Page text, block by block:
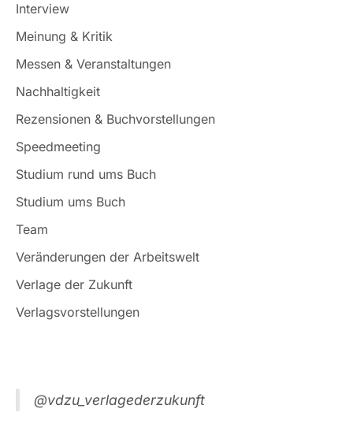
Interview
Meinung & Kritik
Messen & Veranstaltungen
Nachhaltigkeit
Rezensionen & Buchvorstellungen
Speedmeeting
Studium rund ums Buch
Studium ums Buch
Team
Veränderungen der Arbeitswelt
Verlage der Zukunft
Verlagsvorstellungen
@vdzu_verlagederzukunft